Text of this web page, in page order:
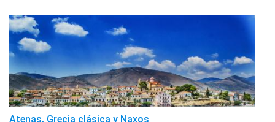
Atenas, Grecia clásica y Naxos